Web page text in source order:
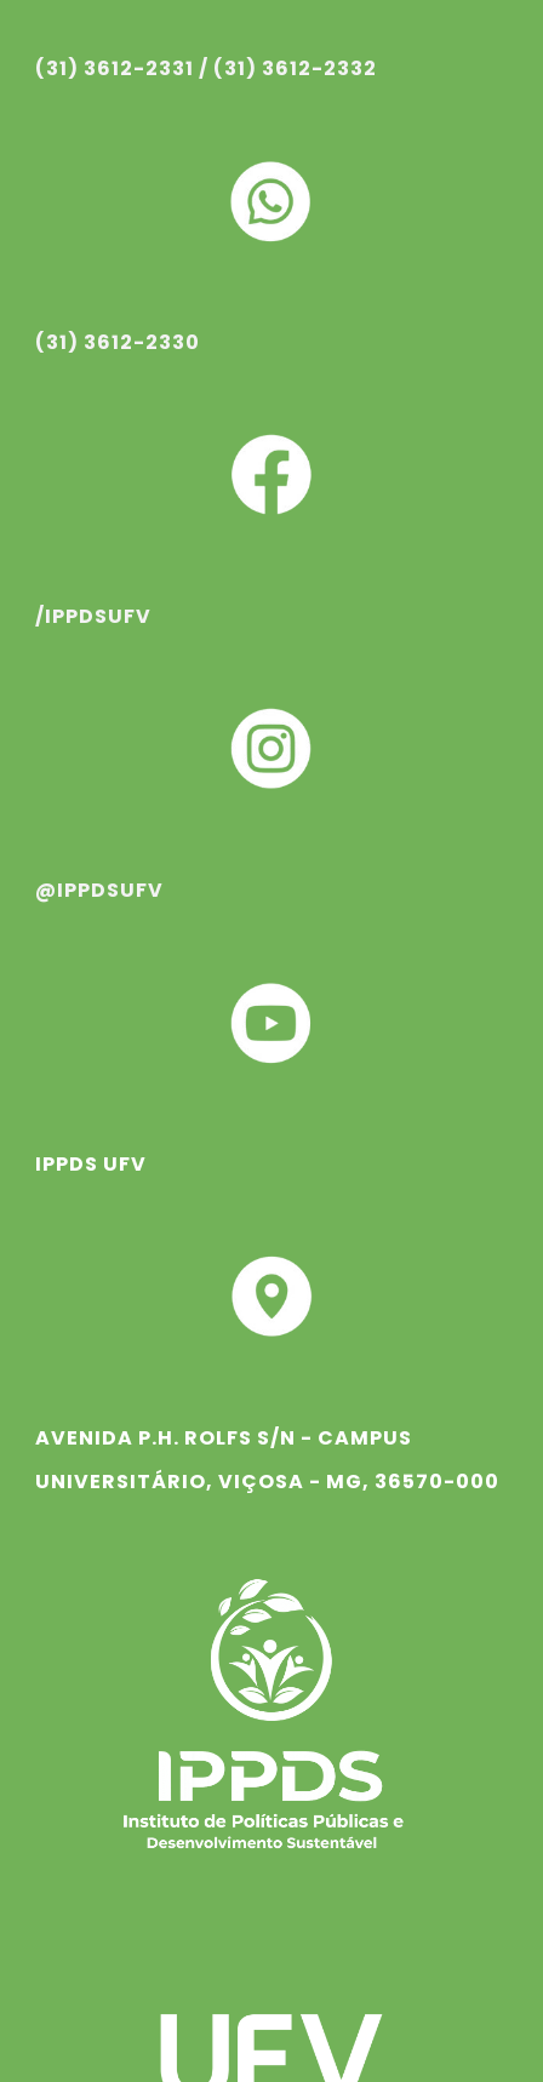
(31) 3612-2331 / (31) 3612-2332
(31) 3612-2330
/IPPDSUFV
@IPPDSUFV
IPPDS UFV
AVENIDA P.H. ROLFS S/N - CAMPUS
UNIVERSITÁRIO, VIÇOSA - MG, 36570-000